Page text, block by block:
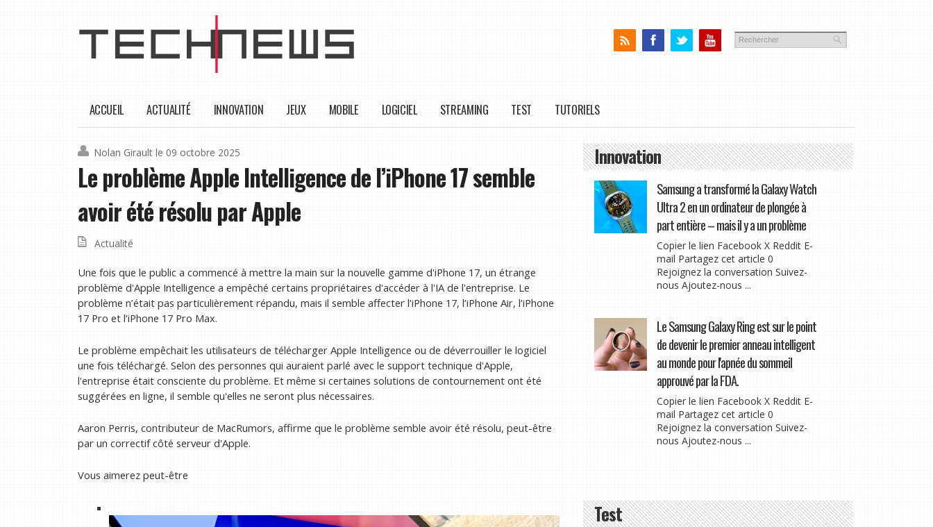
ACCUEIL ACTUALITÉ INNOVATION JEUX MOBILE LOGICIEL STREAMING TEST TUTORIELS
Nolan Girault le 09 octobre 2025
Le problème Apple Intelligence de l’iPhone 17 semble
avoir été résolu par Apple
Actualité
Une fois que le public a commencé à mettre la main sur la nouvelle gamme d'iPhone 17, un étrange
problème d'Apple Intelligence a empêché certains propriétaires d'accéder à l'IA de l'entreprise. Le
problème n’était pas particulièrement répandu, mais il semble affecter l’iPhone 17, l’iPhone Air, l’iPhone
17 Pro et l’iPhone 17 Pro Max.
Le problème empêchait les utilisateurs de télécharger Apple Intelligence ou de déverrouiller le logiciel
une fois téléchargé. Selon des personnes qui auraient parlé avec le support technique d'Apple,
l'entreprise était consciente du problème. Et même si certaines solutions de contournement ont été
suggérées en ligne, il semble qu'elles ne seront plus nécessaires.
Aaron Perris, contributeur de MacRumors, affirme que le problème semble avoir été résolu, peut-être
par un correctif côté serveur d'Apple.
Vous aimerez peut-être
Innovation
Samsung a transformé la Galaxy Watch
Ultra 2 en un ordinateur de plongée à
part entière – mais il y a un problème
Copier le lien Facebook X Reddit E-
mail Partagez cet article 0
Rejoignez la conversation Suivez-
nous Ajoutez-nous ...
Le Samsung Galaxy Ring est sur le point
de devenir le premier anneau intelligent
au monde pour l'apnée du sommeil
approuvé par la FDA.
Copier le lien Facebook X Reddit E-
mail Partagez cet article 0
Rejoignez la conversation Suivez-
nous Ajoutez-nous ...
Test